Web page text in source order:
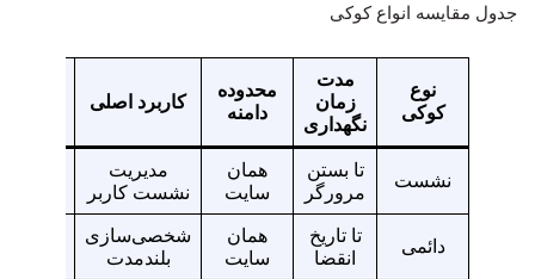
جدول مقایسه انواع کوکی
نوع
کوکی
مدت
زمان
نگهداری
محدوده
دامنه
کاربرد اصلی
نشست
تا بستن
مرورگر
همان
سایت
مدیریت
نشست کاربر
دائمی
تا تاریخ
انقضا
همان
سایت
شخصی‌سازی
بلندمدت